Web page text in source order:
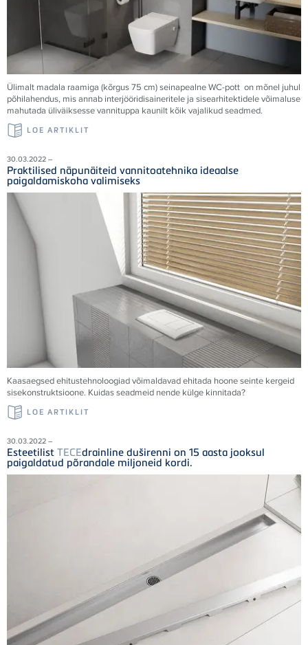
Ülimalt madala raamiga (kõrgus 75 cm) seinapealne WC-pott on mõnel juhul
põhilahendus, mis annab interjööridisaineritele ja sisearhitektidele võimaluse
mahutada üliväiksesse vannituppa kaunilt kõik vajalikud seadmed.
LOE ARTIKLIT
30.03.2022 –
Praktilised näpunäiteid vannitoatehnika ideaalse
paigaldamiskoha valimiseks
Kaasaegsed ehitustehnoloogiad võimaldavad ehitada hoone seinte kergeid
sisekonstruktsioone. Kuidas seadmeid nende külge kinnitada?
LOE ARTIKLIT
30.03.2022 –
Esteetilist TECEdrainline duširenni on 15 aasta jooksul
paigaldatud põrandale miljoneid kordi.